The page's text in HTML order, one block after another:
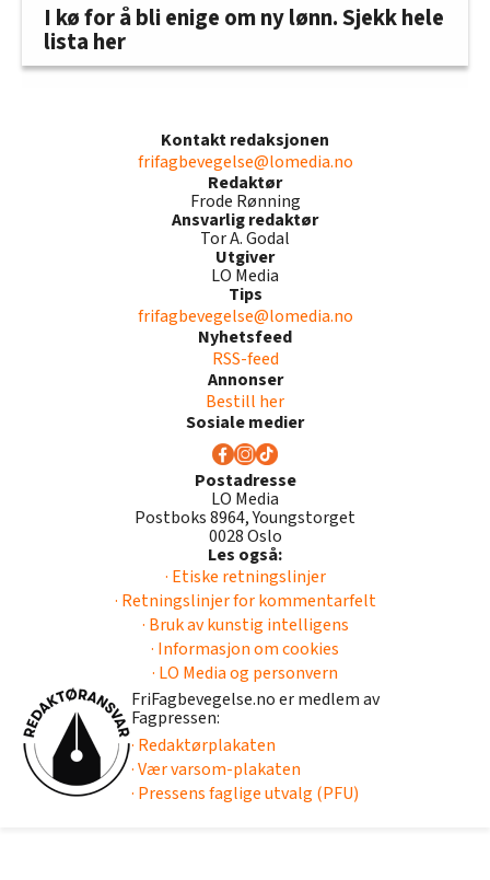
I kø for å bli enige om ny lønn. Sjekk hele
lista her
Kontakt redaksjonen
frifagbevegelse@lomedia.no
Redaktør
Frode Rønning
Ansvarlig redaktør
Tor A. Godal
Utgiver
LO Media
Tips
frifagbevegelse@lomedia.no
Nyhetsfeed
RSS-feed
Annonser
Bestill her
Sosiale medier
Postadresse
LO Media
Postboks 8964, Youngstorget
0028 Oslo
Les også:
· Etiske retningslinjer
· Retningslinjer for kommentarfelt
· Bruk av kunstig intelligens
· Informasjon om cookies
· LO Media og personvern
FriFagbevegelse.no er medlem av
Fagpressen:
· Redaktørplakaten
· Vær varsom-plakaten
· Pressens faglige utvalg (PFU)